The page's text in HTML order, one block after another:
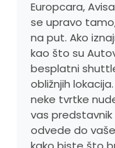
Europcara,
se upravo
na put. Ako
kao što su
besplatni
obližnjih
neke tvrtke
vas
odvede do